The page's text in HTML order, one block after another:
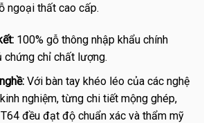
ngoại thất cao cấp.
100% gỗ thông nhập khẩu chính
chứng chỉ chất lượng.
Với bàn tay khéo léo của các nghệ
nghiệm, từng chi tiết mộng ghép,
đều đạt độ chuẩn xác và thẩm mỹ